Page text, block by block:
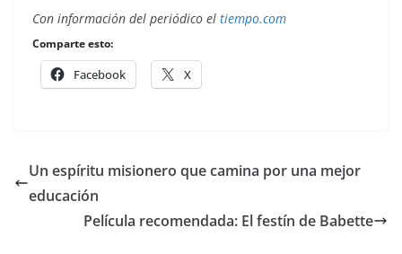
Con información del periódico el tiempo.com
Comparte esto:
Facebook X
Un espíritu misionero que camina por una mejor
educación
Película recomendada: El festín de Babette